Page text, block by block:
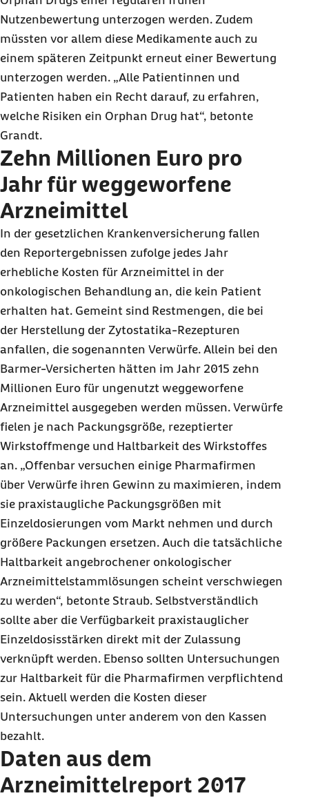
Nutzenbewertung unterzogen werden. Zudem
müssten vor allem diese Medikamente auch zu
einem späteren Zeitpunkt erneut einer Bewertung
unterzogen werden. „Alle Patientinnen und
Patienten haben ein Recht darauf, zu erfahren,
welche Risiken ein Orphan Drug hat“, betonte
Grandt.
Zehn Millionen Euro pro
Jahr für weggeworfene
Arzneimittel
In der gesetzlichen Krankenversicherung fallen
den Reportergebnissen zufolge jedes Jahr
erhebliche Kosten für Arzneimittel in der
onkologischen Behandlung an, die kein Patient
erhalten hat. Gemeint sind Restmengen, die bei
der Herstellung der Zytostatika-Rezepturen
anfallen, die sogenannten Verwürfe. Allein bei den
Barmer-Versicherten hätten im Jahr 2015 zehn
Millionen Euro für ungenutzt weggeworfene
Arzneimittel ausgegeben werden müssen. Verwürfe
fielen je nach Packungsgröße, rezeptierter
Wirkstoffmenge und Haltbarkeit des Wirkstoffes
an. „Offenbar versuchen einige Pharmafirmen
über Verwürfe ihren Gewinn zu maximieren, indem
sie praxistaugliche Packungsgrößen mit
Einzeldosierungen vom Markt nehmen und durch
größere Packungen ersetzen. Auch die tatsächliche
Haltbarkeit angebrochener onkologischer
Arzneimittelstammlösungen scheint verschwiegen
zu werden“, betonte Straub. Selbstverständlich
sollte aber die Verfügbarkeit praxistauglicher
Einzeldosisstärken direkt mit der Zulassung
verknüpft werden. Ebenso sollten Untersuchungen
zur Haltbarkeit für die Pharmafirmen verpflichtend
sein. Aktuell werden die Kosten dieser
Untersuchungen unter anderem von den Kassen
bezahlt.
Daten aus dem
Arzneimittelreport 2017